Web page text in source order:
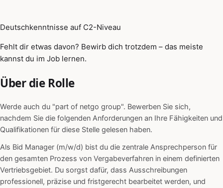
Deutschkenntnisse auf C2-Niveau
Fehlt dir etwas davon? Bewirb dich trotzdem – das meiste
kannst du im Job lernen.
Über die Rolle
Werde auch du "part of netgo group". Bewerben Sie sich,
nachdem Sie die folgenden Anforderungen an Ihre Fähigkeiten und
Qualifikationen für diese Stelle gelesen haben.
Als Bid Manager (m/w/d) bist du die zentrale Ansprechperson für
den gesamten Prozess von Vergabeverfahren in einem definierten
Vertriebsgebiet. Du sorgst dafür, dass Ausschreibungen
professionell, präzise und fristgerecht bearbeitet werden, und